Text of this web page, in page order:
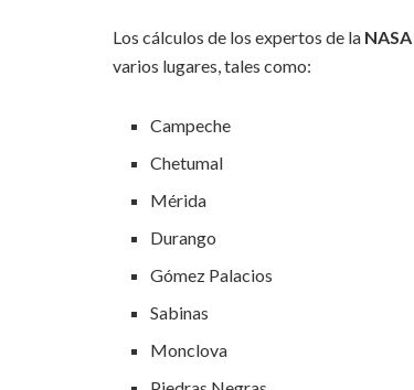
Los cálculos de los expertos de la NASA
varios lugares, tales como:
Campeche
Chetumal
Mérida
Durango
Gómez Palacios
Sabinas
Monclova